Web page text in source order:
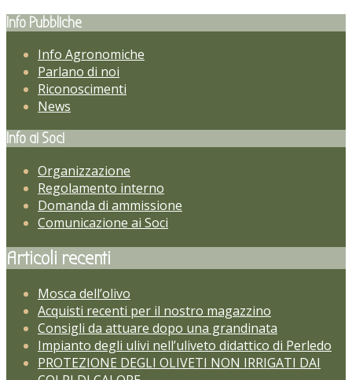
Info Pubbliche
Info Agronomiche
Parlano di noi
Riconoscimenti
News
Info ai Soci
Organizzazione
Regolamento interno
Domanda di ammissione
Comunicazione ai Soci
Articoli recenti
Mosca dell’olivo
Acquisti recenti per il nostro magazzino
Consigli da attuare dopo una grandinata
Impianto degli ulivi nell’uliveto didattico di Perledo
PROTEZIONE DEGLI OLIVETI NON IRRIGATI DAI